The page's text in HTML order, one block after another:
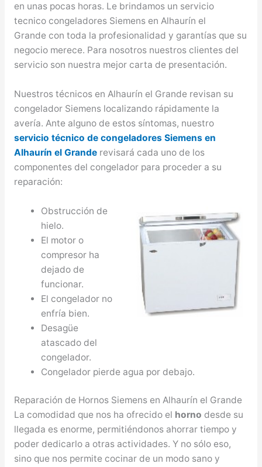
en unas pocas horas. Le brindamos un servicio
tecnico congeladores Siemens en Alhaurín el
Grande con toda la profesionalidad y garantías que su
negocio merece. Para nosotros nuestros clientes del
servicio son nuestra mejor carta de presentación.
Nuestros técnicos en Alhaurín el Grande revisan su
congelador Siemens localizando rápidamente la
avería. Ante alguno de estos síntomas, nuestro
servicio técnico de congeladores Siemens en
Alhaurín el Granderevisará cada uno de los
componentes del congelador para proceder a su
reparación:
Obstrucción de
hielo.
El motor o
compresor ha
dejado de
funcionar.
El congelador no
enfría bien.
Desagüe
atascado del
congelador.
Congelador pierde agua por debajo.
Reparación de Hornos Siemens en Alhaurín el Grande
La comodidad que nos ha ofrecido el horno desde su
llegada es enorme, permitiéndonos ahorrar tiempo y
poder dedicarlo a otras actividades. Y no sólo eso,
sino que nos permite cocinar de un modo sano y